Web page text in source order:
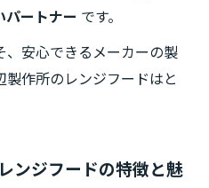
パートナー です。
、安心できるメーカーの製
作所のレンジフードはと
ンジフードの特徴と魅